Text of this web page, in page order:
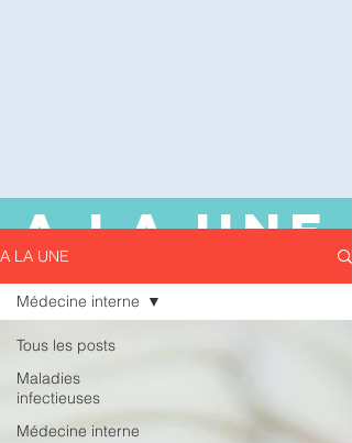
A LA UNE
A LA UNE
Tous les posts
Maladies
infectieuses
Médecine interne
Médecine interne